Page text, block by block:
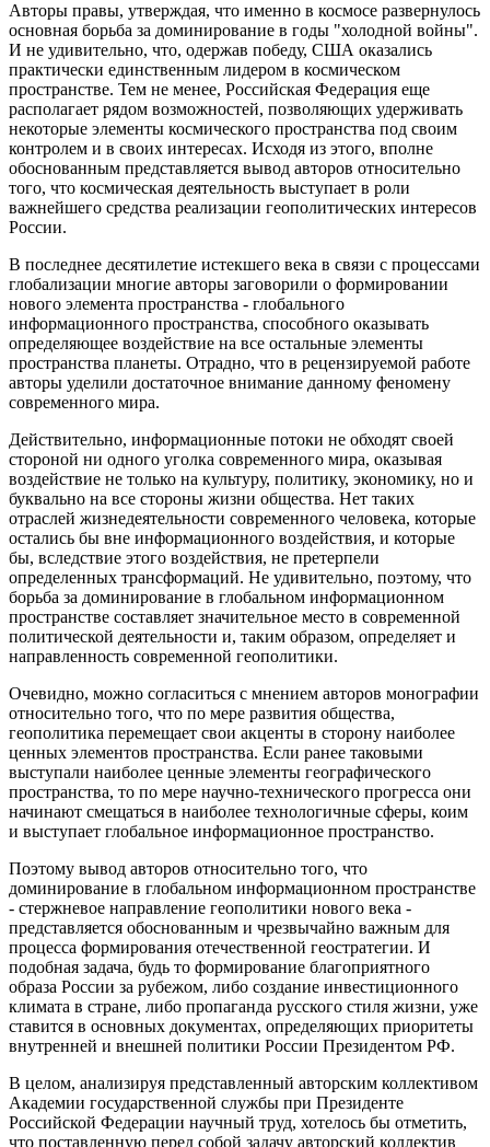
Авторы правы, утверждая, что именно в космосе развернулось
основная борьба за доминирование в годы "холодной войны".
И не удивительно, что, одержав победу, США оказались
практически единственным лидером в космическом
пространстве. Тем не менее, Российская Федерация еще
располагает рядом возможностей, позволяющих удерживать
некоторые элементы космического пространства под своим
контролем и в своих интересах. Исходя из этого, вполне
обоснованным представляется вывод авторов относительно
того, что космическая деятельность выступает в роли
важнейшего средства реализации геополитических интересов
России.
В последнее десятилетие истекшего века в связи с процессами
глобализации многие авторы заговорили о формировании
нового элемента пространства - глобального
информационного пространства, способного оказывать
определяющее воздействие на все остальные элементы
пространства планеты. Отрадно, что в рецензируемой работе
авторы уделили достаточное внимание данному феномену
современного мира.
Действительно, информационные потоки не обходят своей
стороной ни одного уголка современного мира, оказывая
воздействие не только на культуру, политику, экономику, но и
буквально на все стороны жизни общества. Нет таких
отраслей жизнедеятельности современного человека, которые
остались бы вне информационного воздействия, и которые
бы, вследствие этого воздействия, не претерпели
определенных трансформаций. Не удивительно, поэтому, что
борьба за доминирование в глобальном информационном
пространстве составляет значительное место в современной
политической деятельности и, таким образом, определяет и
направленность современной геополитики.
Очевидно, можно согласиться с мнением авторов монографии
относительно того, что по мере развития общества,
геополитика перемещает свои акценты в сторону наиболее
ценных элементов пространства. Если ранее таковыми
выступали наиболее ценные элементы географического
пространства, то по мере научно-технического прогресса они
начинают смещаться в наиболее технологичные сферы, коим
и выступает глобальное информационное пространство.
Поэтому вывод авторов относительно того, что
доминирование в глобальном информационном пространстве
- стержневое направление геополитики нового века -
представляется обоснованным и чрезвычайно важным для
процесса формирования отечественной геостратегии. И
подобная задача, будь то формирование благоприятного
образа России за рубежом, либо создание инвестиционного
климата в стране, либо пропаганда русского стиля жизни, уже
ставится в основных документах, определяющих приоритеты
внутренней и внешней политики России Президентом РФ.
В целом, анализируя представленный авторским коллективом
Академии государственной службы при Президенте
Российской Федерации научный труд, хотелось бы отметить,
что поставленную перед собой задачу авторский коллектив